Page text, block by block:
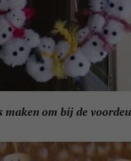
maken om bij de